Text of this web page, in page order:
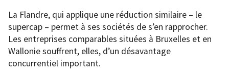
La Flandre, qui applique une réduction similaire – le
supercap – permet à ses sociétés de s’en rapprocher.
Les entreprises comparables situées à Bruxelles et en
Wallonie souffrent, elles, d’un désavantage
concurrentiel important.